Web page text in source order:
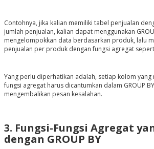
Contohnya, jika kalian memiliki tabel penjualan
jumlah penjualan, kalian dapat menggunakan
mengelompokkan data berdasarkan produk, lalu
penjualan per produk dengan fungsi agregat
Yang perlu diperhatikan adalah, setiap kolom yang
fungsi agregat harus dicantumkan dalam GROUP
mengembalikan pesan kesalahan.
3. Fungsi-Fungsi Agregat
dengan GROUP BY